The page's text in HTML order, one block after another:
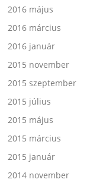
2016 május
2016 március
2016 január
2015 november
2015 szeptember
2015 július
2015 május
2015 március
2015 január
2014 november